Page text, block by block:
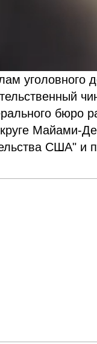
уголовного
бюро
Майами-
США" и